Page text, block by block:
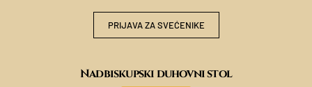
PRIJAVA ZA SVEĆENIKE
Nadbiskupski duhovni stol